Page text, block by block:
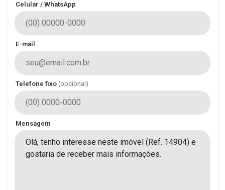
Celular / WhatsApp
E-mail
Telefone fixo (opcional)
Mensagem